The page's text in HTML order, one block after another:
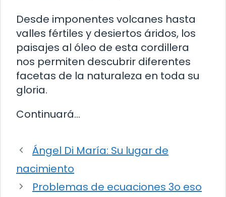
Desde imponentes volcanes hasta
valles fértiles y desiertos áridos, los
paisajes al óleo de esta cordillera
nos permiten descubrir diferentes
facetas de la naturaleza en toda su
gloria.
Continuará…
Ángel Di María: Su lugar de
nacimiento
Problemas de ecuaciones 3o eso